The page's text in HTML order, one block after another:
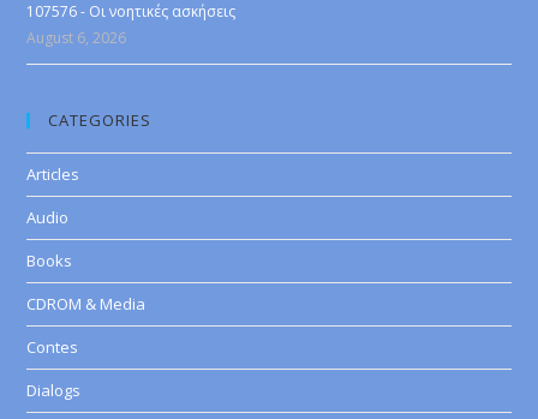
107576 - Οι νοητικές ασκήσεις
August 6, 2026
CATEGORIES
Articles
Audio
Books
CDROM & Media
Contes
Dialogs